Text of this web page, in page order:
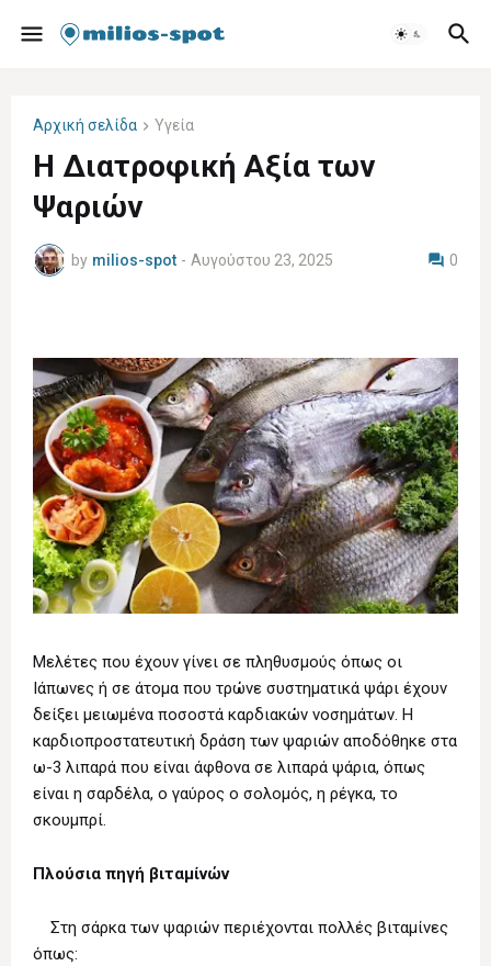
Αρχική σελίδα Υγεία
Η Διατροφική Αξία των
Ψαριών
by milios-spot - Αυγούστου 23, 2025 0
Μελέτες που έχουν γίνει σε πληθυσμούς όπως οι
Ιάπωνες ή σε άτομα που τρώνε συστηματικά ψάρι έχουν
δείξει μειωμένα ποσοστά καρδιακών νοσημάτων. H
καρδιοπροστατευτική δράση των ψαριών αποδόθηκε στα
ω-3 λιπαρά που είναι άφθονα σε λιπαρά ψάρια, όπως
είναι η σαρδέλα, ο γαύρος ο σολομός, η ρέγκα, το
σκουμπρί.
Πλούσια πηγή βιταμίνών
Στη σάρκα των ψαριών περιέχονται πολλές βιταμίνες
όπως: